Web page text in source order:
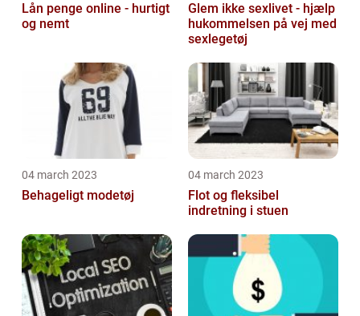
Lån penge online - hurtigt
og nemt
Glem ikke sexlivet - hjælp
hukommelsen på vej med
sexlegetøj
04 march 2023
Behageligt modetøj
04 march 2023
Flot og fleksibel
indretning i stuen